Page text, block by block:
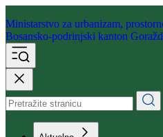
Ministarstvo za urbanizam,
Bosansko-podrinjski kanton Goražde